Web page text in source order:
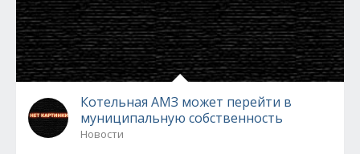
Котельная АМЗ может перейти в
муниципальную собственность
Новости